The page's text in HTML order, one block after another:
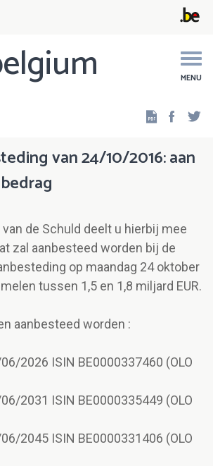
MENU
van 24/10/2016: aan
de Schuld deelt u hierbij mee
zal aanbesteed worden bij de
op maandag 24 oktober
tussen 1,5 en 1,8 miljard EUR.
aanbesteed worden :
06/2026 ISIN BE0000337460 (OLO
06/2031 ISIN BE0000335449 (OLO
06/2045 ISIN BE0000331406 (OLO